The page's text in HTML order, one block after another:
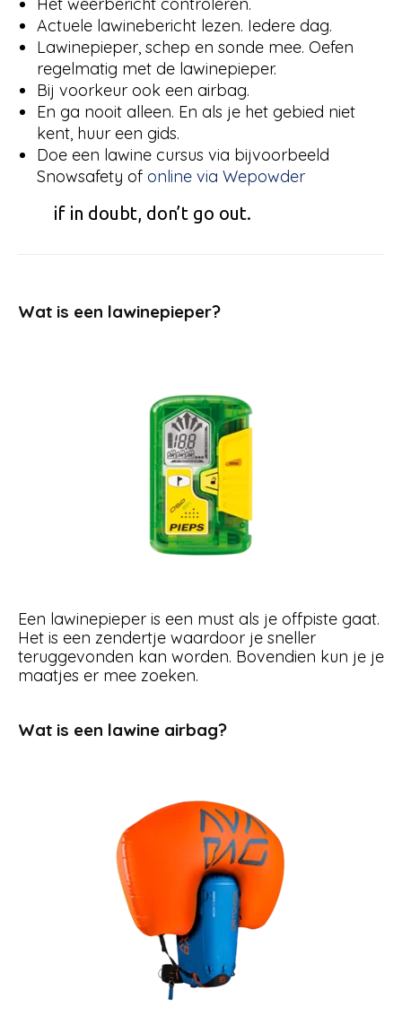
Actuele lawinebericht lezen. Iedere dag.
Lawinepieper, schep en sonde mee. Oefen
regelmatig met de lawinepieper.
Bij voorkeur ook een airbag.
En ga nooit alleen. En als je het gebied niet
kent, huur een gids.
Doe een lawine cursus via bijvoorbeeld
Snowsafety of online via Wepowder
if in doubt, don’t go out.
Wat is een lawinepieper?
Een lawinepieper is een must als je offpiste gaat.
Het is een zendertje waardoor je sneller
teruggevonden kan worden. Bovendien kun je je
maatjes er mee zoeken.
Wat is een lawine airbag?